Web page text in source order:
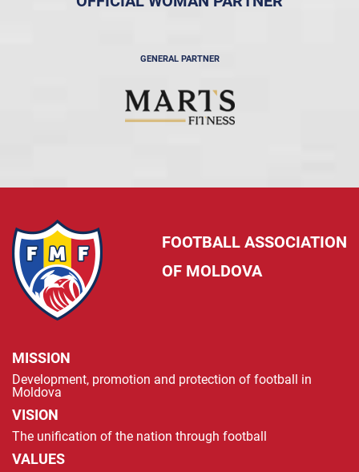
GENERAL PARTNER
FOOTBALL ASSOCIATION
OF MOLDOVA
MISSION
Development, promotion and protection of football in
Moldova
VISION
The unification of the nation through football
VALUES